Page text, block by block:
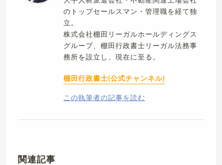
のトップセールスマン・管理職を経て独
立。
株式会社棚田リーガルホールディングス
グループ、棚田行政書士リーガル法務事
務所を設立し、現在に至る。
棚田行政書士(公式チャンネル)
この執筆者の記事を読む
関連記事